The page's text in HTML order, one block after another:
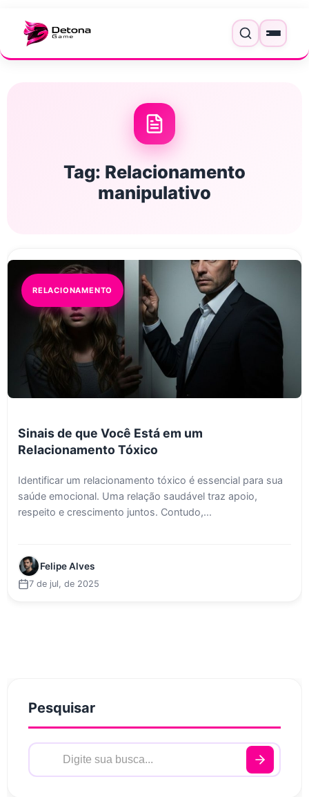
Menu
Tag: Relacionamento
manipulativo
RELACIONAMENTO
Sinais de que Você Está em um
Relacionamento Tóxico
Identificar um relacionamento tóxico é essencial para sua
saúde emocional. Uma relação saudável traz apoio,
respeito e crescimento juntos. Contudo,...
Felipe Alves
7 de jul, de 2025
Pesquisar